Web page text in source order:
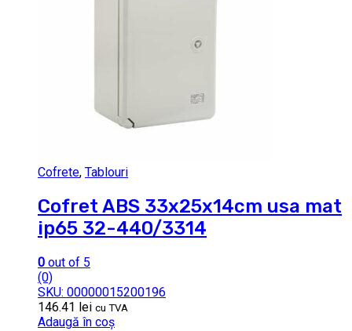
Cofrete, Tablouri
Cofret ABS 33x25x14cm usa mat
ip65 32-440/3314
0 out of 5
(0)
SKU: 00000015200196
146.41 lei cu TVA
Adaugă în coș